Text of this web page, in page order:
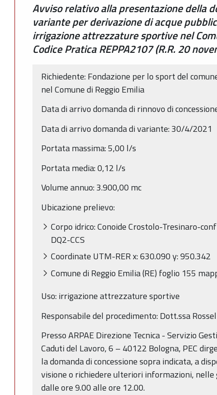
Avviso relativo alla presentazione della
variante per derivazione di acque
irrigazione attrezzature sportive nel
Codice Pratica REPPA2107 (R.R. 20
Richiedente: Fondazione per lo sport del
nel Comune di Reggio Emilia
Data di arrivo domanda di rinnovo di
Data di arrivo domanda di variante: 30/4/2021
Portata massima: 5,00 l/s
Portata media: 0,12 l/s
Volume annuo: 3.900,00 mc
Ubicazione prelievo:
Corpo idrico: Conoide Crostolo-Tresinaro-
DQ2-CCS
Coordinate UTM-RER x: 630.090 y: 950.342
Comune di Reggio Emilia (RE) foglio 155
Uso: irrigazione attrezzature sportive
Responsabile del procedimento: Dott.ssa
Presso ARPAE Direzione Tecnica - Servizio
Caduti del Lavoro, 6 – 40122 Bologna, PEC
la domanda di concessione sopra indicata, a
visione o richiedere ulteriori informazioni,
dalle ore 9.00 alle ore 12.00.